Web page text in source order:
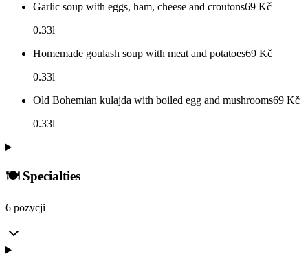
Garlic soup with eggs, ham, cheese and croutons69 Kč
0.33l
Homemade goulash soup with meat and potatoes69 Kč
0.33l
Old Bohemian kulajda with boiled egg and mushrooms69 Kč
0.33l
🍽️ Specialties
6 pozycji